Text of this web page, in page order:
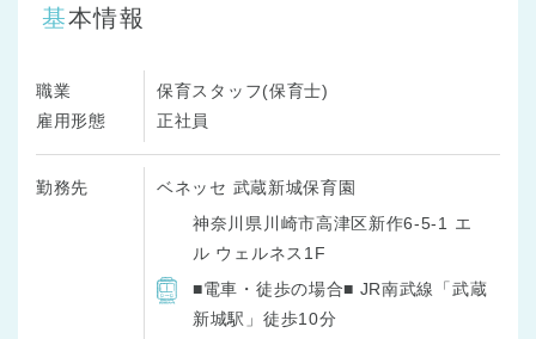
基本情報
職業
雇用形態
保育スタッフ(保育士)
正社員
勤務先
ベネッセ 武蔵新城保育園
神奈川県川崎市高津区新作6-5-1 エ
ル ウェルネス1F
■電車・徒歩の場合■ JR南武線「武蔵
新城駅」徒歩10分